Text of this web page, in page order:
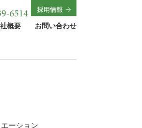
概要 お問い合わせ
ーション